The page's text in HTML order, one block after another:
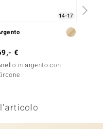
14-17
€
in argento con